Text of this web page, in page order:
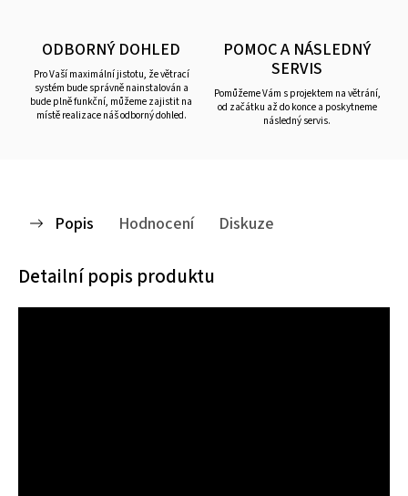
ODBORNÝ DOHLED
Pro Vaší maximální jistotu, že větrací
systém bude správně nainstalován a
bude plně funkční, můžeme zajistit na
místě realizace náš odborný dohled.
POMOC A NÁSLEDNÝ
SERVIS
Pomůžeme Vám s projektem na větrání,
od začátku až do konce a poskytneme
následný servis.
Popis Hodnocení Diskuze
Detailní popis produktu